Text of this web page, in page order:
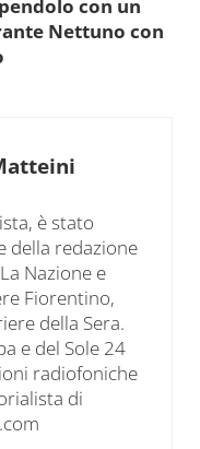
con un
Nettuno con
è stato
della redazione
Nazione e
Fiorentino,
della Sera.
e del Sole 24
radiofoniche
di